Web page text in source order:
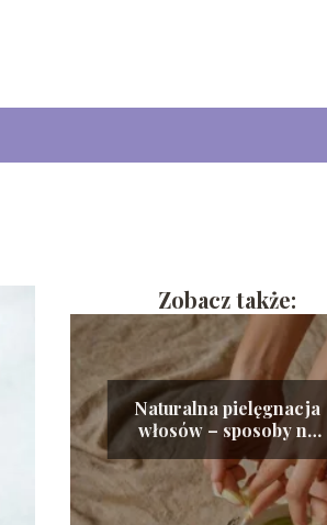
Zobacz także:
Naturalna pielęgnacja
włosów – sposoby na
zdrowe i lśniące
kosmyki